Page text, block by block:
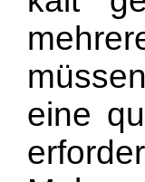
eine